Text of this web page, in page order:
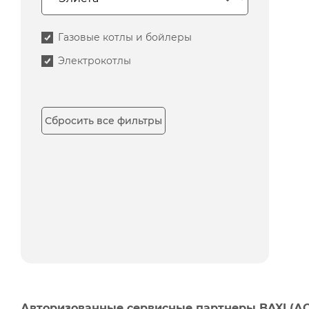
Газовые котлы и бойлеры
Электрокотлы
Сбросить все фильтры